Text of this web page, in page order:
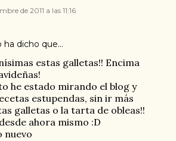
de 2011 a las 11:16
ha dicho que…
estas galletas!! Encima
he estado mirando el blog y
estupendas, sin ir más
galletas o la tarta de obleas!!
ahora mismo :D
nuevo